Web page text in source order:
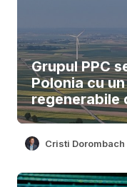
Grupul PPC
Polonia cu
regenerabile
Cristi Dorombach